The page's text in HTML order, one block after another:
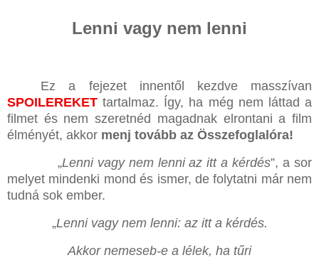
Lenni vagy nem lenni
Ez a fejezet innentől kezdve masszívan
SPOILEREKETtartalmaz. Így, ha még nem láttad a
filmet és nem szeretnéd magadnak elrontani a film
élményét, akkor menj tovább az Összefoglalóra!
„Lenni vagy nem lenni az itt a kérdés”, a sor
melyet mindenki mond és ismer, de folytatni már nem
tudná sok ember.
„Lenni vagy nem lenni: az itt a kérdés.
Akkor nemeseb-e a lélek, ha tűri